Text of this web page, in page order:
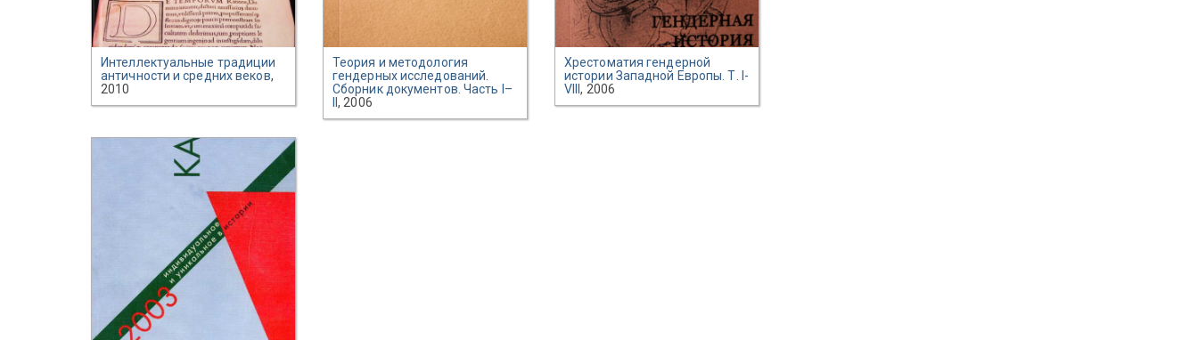
Интеллектуальные традиции
античности и средних веков,
2010
Теория и методология
гендерных исследований.
Сборник документов. Часть I–
II, 2006
Хрестоматия гендерной
истории Западной Европы. Т. I-
VIII, 2006